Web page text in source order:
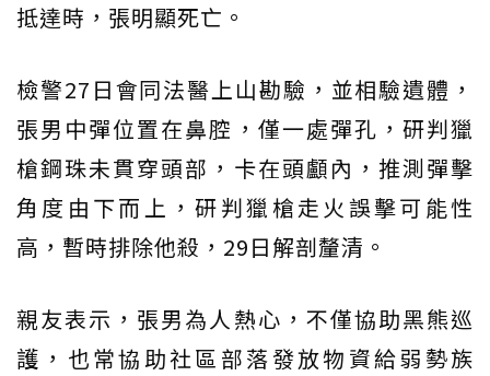
抵達時，張明顯死亡。
檢警27日會同法醫上山勘驗，並相驗遺體，
張男中彈位置在鼻腔，僅一處彈孔，研判獵
槍鋼珠未貫穿頭部，卡在頭顱內，推測彈擊
角度由下而上，研判獵槍走火誤擊可能性
高，暫時排除他殺，29日解剖釐清。
親友表示，張男為人熱心，不僅協助黑熊巡
護，也常協助社區部落發放物資給弱勢族